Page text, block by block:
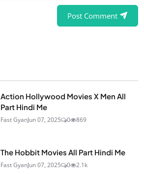
Post Comment
Action Hollywood Movies X Men All
Part Hindi Me
Fast GyanJun 07, 2025 0 869
The Hobbit Movies All Part Hindi Me
Fast GyanJun 07, 2025 0 2.1k